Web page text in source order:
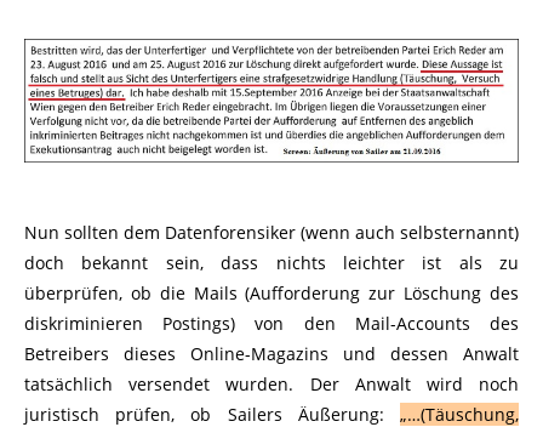
Nun sollten dem Datenforensiker (wenn auch selbsternannt)
doch bekannt sein, dass nichts leichter ist als zu
überprüfen, ob die Mails (Aufforderung zur Löschung des
diskriminieren Postings) von den Mail-Accounts des
Betreibers dieses Online-Magazins und dessen Anwalt
tatsächlich versendet wurden. Der Anwalt wird noch
juristisch prüfen, ob Sailers Äußerung: „…(Täuschung,